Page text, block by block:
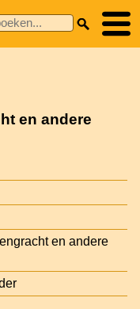
en andere
en andere